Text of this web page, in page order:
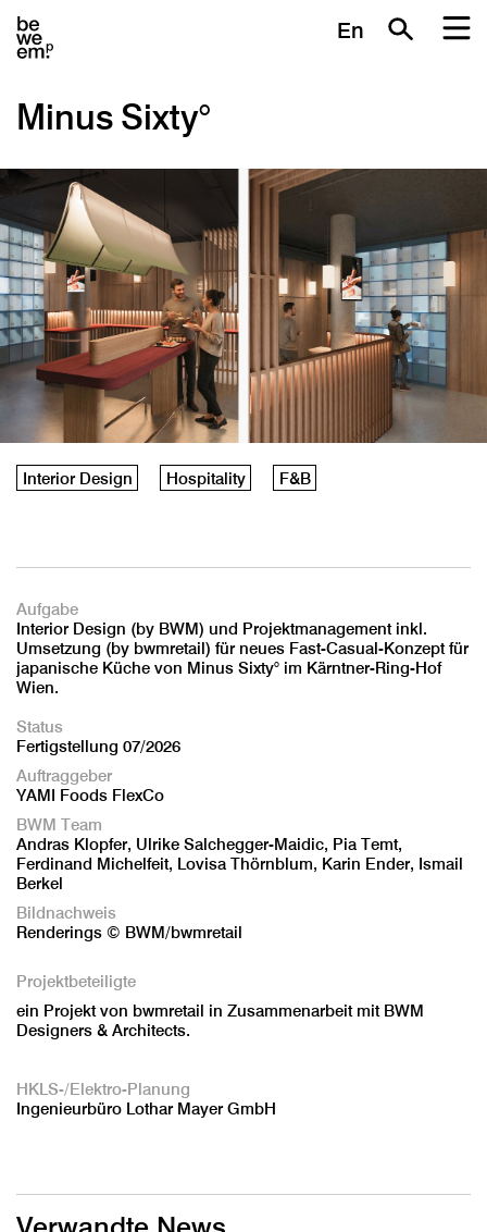
En
Minus Sixty°
Interior Design Hospitality F&B
Aufgabe
Interior Design (by BWM) und Projektmanagement inkl.
Umsetzung (by bwmretail) für neues Fast-Casual-Konzept für
japanische Küche von Minus Sixty° im Kärntner-Ring-Hof
Wien.
Status
Fertigstellung 07/2026
Auftraggeber
YAMI Foods FlexCo
BWM Team
Andras Klopfer, Ulrike Salchegger-Maidic, Pia Temt,
Ferdinand Michelfeit, Lovisa Thörnblum, Karin Ender, Ismail
Berkel
Bildnachweis
Renderings © BWM/bwmretail
Projektbeteiligte
ein Projekt von bwmretail in Zusammenarbeit mit BWM
Designers & Architects.
HKLS-/Elektro-Planung
Ingenieurbüro Lothar Mayer GmbH